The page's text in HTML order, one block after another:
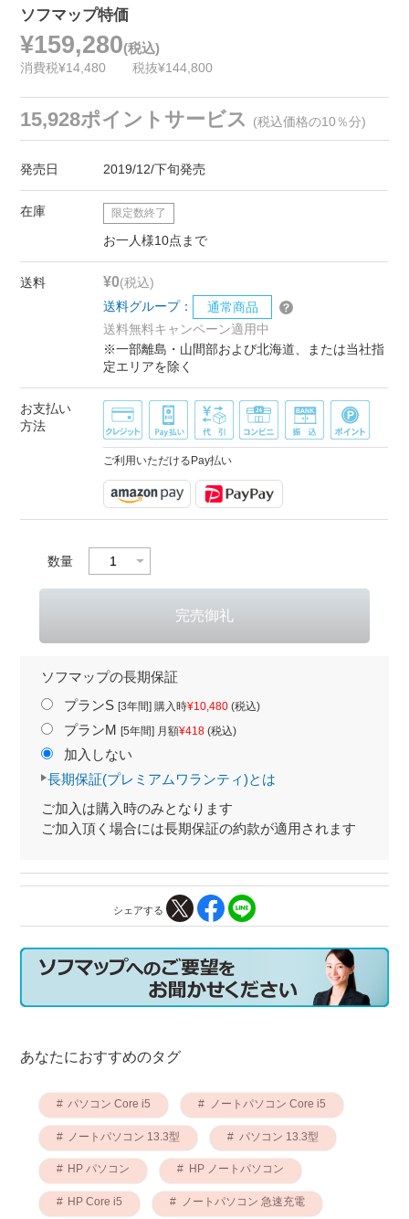
ソフマップ特価
¥159,280(税込)
消費税¥14,480 税抜¥144,800
15,928ポイントサービス (税込価格の10％分)
発売日 2019/12/下旬発売
在庫 限定数終了
お一人様10点まで
送料 ¥0(税込)
送料グループ：
通常商品
送料無料キャンペーン適用中
※一部離島・山間部および北海道、または当社指
定エリアを除く
お支払い
方法
ご利用いただけるPay払い
数量
ソフマップの長期保証
プランS [3年間] 購入時¥10,480(税込)
プランM [5年間] 月額¥418(税込)
加入しない
長期保証(プレミアムワランティ)とは
ご加入は購入時のみとなります
ご加入頂く場合には長期保証の約款が適用されます
シェアする
あなたにおすすめのタグ
パソコン Core i5 ノートパソコン Core i5
ノートパソコン 13.3型 パソコン 13.3型
HP パソコン HP ノートパソコン
HP Core i5 ノートパソコン 急速充電